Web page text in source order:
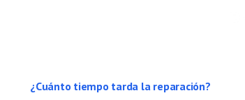
¿Cuánto tiempo tarda la reparación?